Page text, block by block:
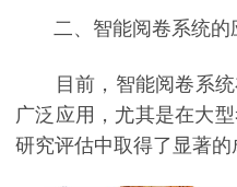
二、智能阅卷系统的
目前，智能阅卷系统
广泛应用，尤其是在大
研究评估中取得了显著的